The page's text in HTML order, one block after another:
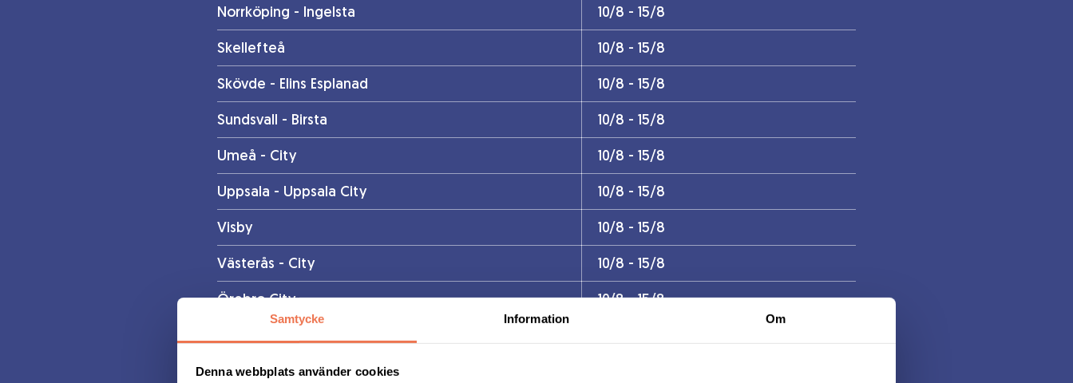
Samtycke Information Om
Denna webbplats använder cookies
Norrköping - Ingelsta 10/8 - 15/8
Skellefteå 10/8 - 15/8
Skövde - Elins Esplanad 10/8 - 15/8
Sundsvall - Birsta 10/8 - 15/8
Umeå - City 10/8 - 15/8
Uppsala - Uppsala City 10/8 - 15/8
Visby 10/8 - 15/8
Västerås - City 10/8 - 15/8
Örebro City 10/8 - 15/8
Östersund